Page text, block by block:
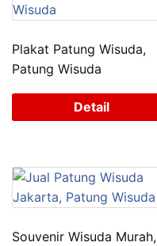
Plakat Patung Wisuda,
Patung Wisuda
Detail
Souvenir Wisuda Murah,